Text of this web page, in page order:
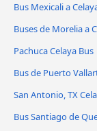
Bus Mexicali a
Buses de Morelia a
Pachuca Celaya Bus
Bus de Puerto
San Antonio, TX
Bus Santiago de